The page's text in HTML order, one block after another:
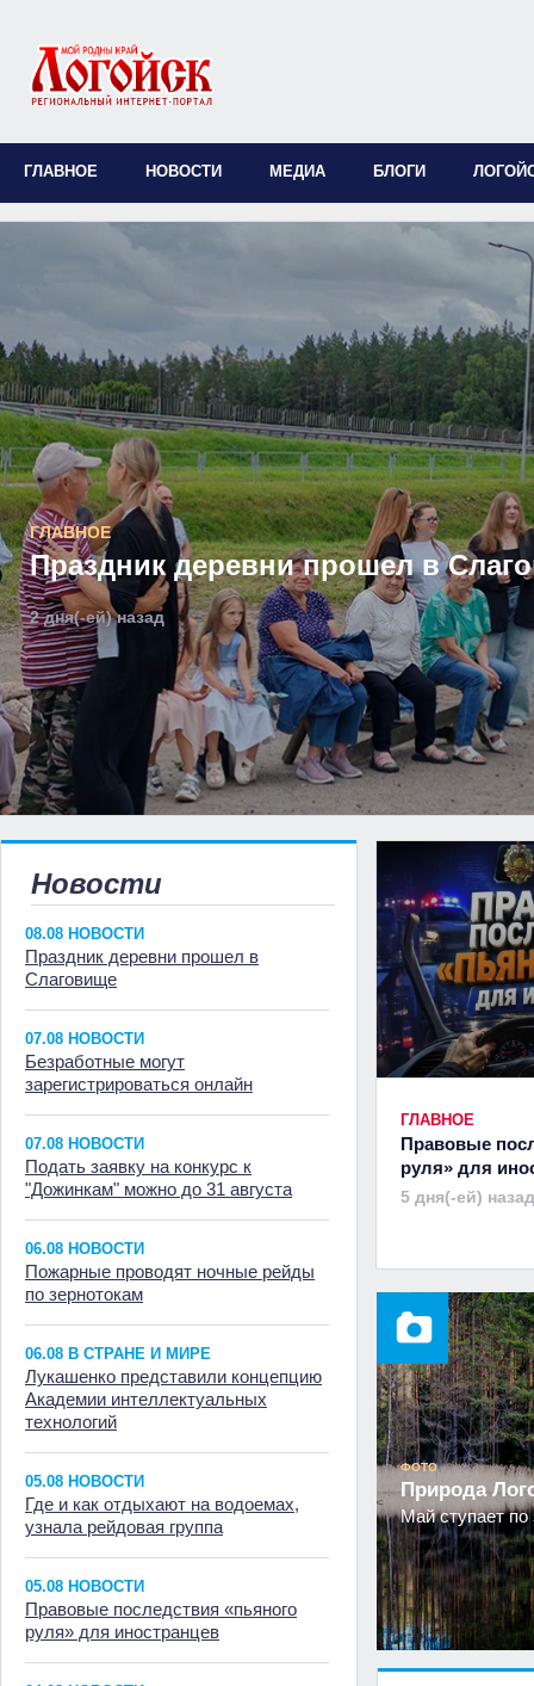
ГЛАВНОЕ НОВОСТИ МЕДИА БЛОГИ
ГЛАВНОЕ
Праздник деревни прошел в
2 дня(-ей) назад
Новости
08.08 НОВОСТИ
Праздник деревни прошел в
Слаговище
07.08 НОВОСТИ
Безработные могут
зарегистрироваться онлайн
07.08 НОВОСТИ
Подать заявку на конкурс к
"Дожинкам" можно до 31 августа
06.08 НОВОСТИ
Пожарные проводят ночные рейды
по зернотокам
06.08 В СТРАНЕ И МИРЕ
Лукашенко представили концепцию
Академии интеллектуальных
технологий
05.08 НОВОСТИ
Где и как отдыхают на водоемах,
узнала рейдовая группа
05.08 НОВОСТИ
Правовые последствия «пьяного
руля» для иностранцев
ГЛАВНОЕ
Правовые
руля» для
5 дня(-ей) назад
ФОТО
Природа
Май ступает по